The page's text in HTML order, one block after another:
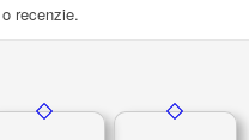
recenzie.